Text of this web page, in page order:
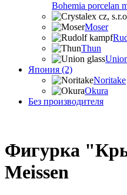
Bohemia porcelan
Moser
Thun
Япония (2)
Noritake
Okura
Без производителя
Фигурка
Meissen